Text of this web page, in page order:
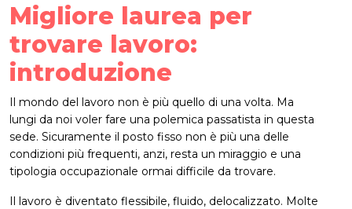
Migliore laurea per
trovare lavoro:
introduzione
Il mondo del lavoro non è più quello di una volta. Ma
lungi da noi voler fare una polemica passatista in questa
sede. Sicuramente il posto fisso non è più una delle
condizioni più frequenti, anzi, resta un miraggio e una
tipologia occupazionale ormai difficile da trovare.
Il lavoro è diventato flessibile, fluido, delocalizzato. Molte